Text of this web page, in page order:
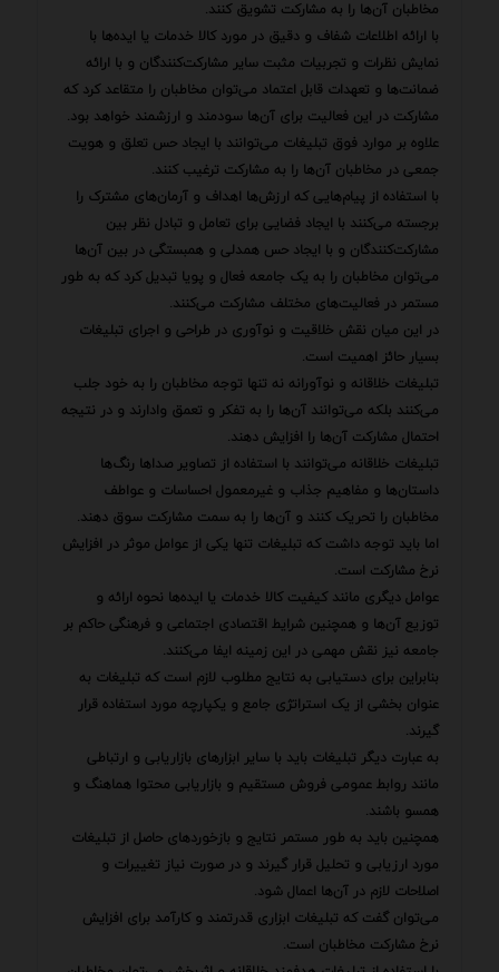
مخاطبان آن‌ها را به مشارکت تشویق کنند.
با ارائه اطلاعات شفاف و دقیق در مورد کالا خدمات یا ایده‌ها با
نمایش نظرات و تجربیات مثبت سایر مشارکت‌کنندگان و با ارائه
ضمانت‌ها و تعهدات قابل اعتماد می‌توان مخاطبان را متقاعد کرد که
مشارکت در این فعالیت برای آن‌ها سودمند و ارزشمند خواهد بود.
علاوه بر موارد فوق تبلیغات می‌توانند با ایجاد حس تعلق و هویت
جمعی در مخاطبان آن‌ها را به مشارکت ترغیب کنند.
با استفاده از پیام‌هایی که ارزش‌ها اهداف و آرمان‌های مشترک را
برجسته می‌کنند با ایجاد فضایی برای تعامل و تبادل نظر بین
مشارکت‌کنندگان و با ایجاد حس همدلی و همبستگی در بین آن‌ها
می‌توان مخاطبان را به یک جامعه فعال و پویا تبدیل کرد که به طور
مستمر در فعالیت‌های مختلف مشارکت می‌کنند.
در این میان نقش خلاقیت و نوآوری در طراحی و اجرای تبلیغات
بسیار حائز اهمیت است.
تبلیغات خلاقانه و نوآورانه نه تنها توجه مخاطبان را به خود جلب
می‌کنند بلکه می‌توانند آن‌ها را به تفکر و تعمق وادارند و در نتیجه
احتمال مشارکت آن‌ها را افزایش دهند.
تبلیغات خلاقانه می‌توانند با استفاده از تصاویر صداها رنگ‌ها
داستان‌ها و مفاهیم جذاب و غیرمعمول احساسات و عواطف
مخاطبان را تحریک کنند و آن‌ها را به سمت مشارکت سوق دهند.
اما باید توجه داشت که تبلیغات تنها یکی از عوامل موثر در افزایش
نرخ مشارکت است.
عوامل دیگری مانند کیفیت کالا خدمات یا ایده‌ها نحوه ارائه و
توزیع آن‌ها و همچنین شرایط اقتصادی اجتماعی و فرهنگی حاکم بر
جامعه نیز نقش مهمی در این زمینه ایفا می‌کنند.
بنابراین برای دستیابی به نتایج مطلوب لازم است که تبلیغات به
عنوان بخشی از یک استراتژی جامع و یکپارچه مورد استفاده قرار
گیرند.
به عبارت دیگر تبلیغات باید با سایر ابزارهای بازاریابی و ارتباطی
مانند روابط عمومی فروش مستقیم و بازاریابی محتوا هماهنگ و
همسو باشند.
همچنین باید به طور مستمر نتایج و بازخوردهای حاصل از تبلیغات
مورد ارزیابی و تحلیل قرار گیرند و در صورت نیاز تغییرات و
اصلاحات لازم در آن‌ها اعمال شود.
می‌توان گفت که تبلیغات ابزاری قدرتمند و کارآمد برای افزایش
نرخ مشارکت مخاطبان است.